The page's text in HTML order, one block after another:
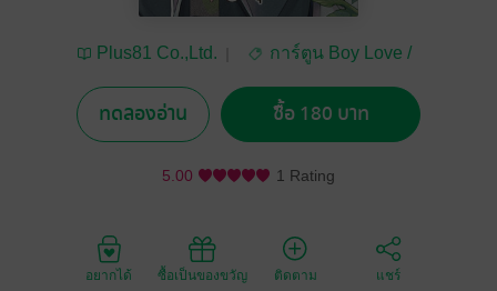
Plus81 Co.,Ltd.
การ์ตูน Boy Love /
ทดลองอ่าน ซื้อ 180 บาท
5.00 1 Rating
อยากได้ ซื้อเป็นของขวัญ ติดตาม แชร์